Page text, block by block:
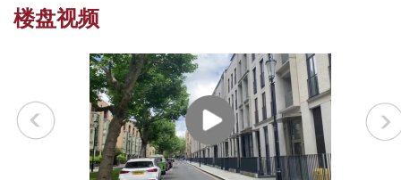
历史上，诺丁山便是个浪漫的地方。相传在18世纪维多利亚时代，伦
故事早已淹没在历史的沉积之中，但诺丁山依然是一个让人流连忘返的
楼盘视频